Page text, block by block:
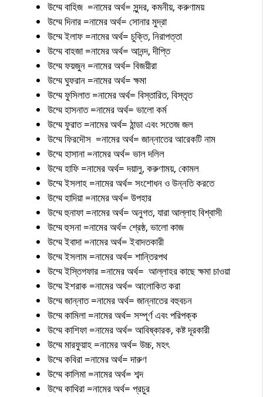
উম্মে বাহিজ =নামের অর্থ= সুন্দর, কমনীয়, করুণাময়
উম্মে দিনার =নামের অর্থ= সোনার মুদ্রা
উম্মে ইলাফ =নামের অর্থ= চুক্তি, নিরাপত্তা
উম্মে বাহজা =নামের অর্থ= আনন্দ, দীপ্তি
উম্মে ফয়জুন =নামের অর্থ= বিজয়ীরা
উম্মে ঘুফরান =নামের অর্থ= ক্ষমা
উম্মে ফুসিলাত =নামের অর্থ= বিস্তারিত, বিস্তৃত
উম্মে হাসনাত =নামের অর্থ= ভালো কর্ম
উম্মে ফুরাত =নামের অর্থ= ঠান্ডা এবং সতেজ জল
উম্মে ফিরদৌস =নামের অর্থ= জান্নাতের আরেকটি নাম
উম্মে হাসানা =নামের অর্থ= ভাল দলিল
উম্মে হাফি =নামের অর্থ= দয়ালু, করুণাময়, কোমল
উম্মে ইসলাহ =নামের অর্থ= সংশোধন ও উন্নতি করতে
উম্মে হাদিয়া =নামের অর্থ= উপহার
উম্মে হুনাফা =নামের অর্থ= অনুগত, যারা আল্লাহ বিশ্বাসী
উম্মে হুসনা =নামের অর্থ= শ্রেষ্ঠ, ভালো কাজ
উম্মে ইবাদা =নামের অর্থ= ইবাদতকারী
উম্মে ইসলাম =নামের অর্থ= শান্তিরপথ
উম্মে ইস্তিগফার =নামের অর্থ= আল্লাহর কাছে ক্ষমা চাওয়া
উম্মে ইশরাক =নামের অর্থ= আলোকিত করা
উম্মে জান্নাত =নামের অর্থ= জান্নাতের বহুবচন
উম্মে কামিলা =নামের অর্থ= সম্পূর্ণ এবং পরিপক্ক
উম্মে কাশিফা =নামের অর্থ= আবিষ্কারক, কষ্ট দূরকারী
উম্মে মারফুয়াহ =নামের অর্থ= উচ্চ, মহৎ
উম্মে কবিরা =নামের অর্থ= দারুণ
উম্মে কালিমা =নামের অর্থ= শব্দ
উম্মে কাথিরা =নামের অর্থ= প্রচুর